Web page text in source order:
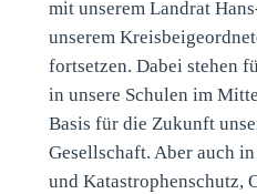
mit unserem Landrat
unserem
fortsetzen. Dabei stehen
in unsere Schulen im
Basis für die Zukunft
Gesellschaft. Aber auch
und Katastrophenschutz,